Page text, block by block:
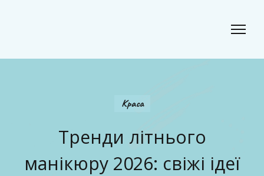
Краса
Тренди літнього
манікюру 2026: свіжі ідеї